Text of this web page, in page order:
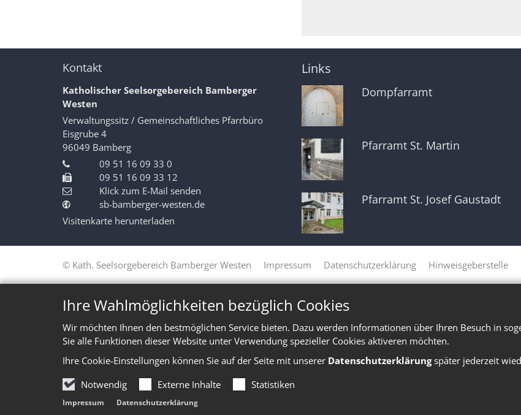
Ihre Wahlmöglichkeiten bezüglich Cookies
Wir möchten Ihnen den bestmöglichen Service bieten. Dazu werden Informationen über Ihren Besuch in
Sie alle Funktionen dieser Website unter Verwendung spezieller Cookies aktiveren möchten.
Ihre Cookie-Einstellungen können Sie auf der Seite mit unserer Datenschutzerklärungspäter jederzeit
Notwendig
Externe Inhalte Statistiken
Impressum Datenschutzerklärung
Kontakt
Katholischer Seelsorgebereich Bamberger
Westen
Verwaltungssitz / Gemeinschaftliches Pfarrbüro
Eisgrube 4
96049 Bamberg
09 51 16 09 33 0
09 51 16 09 33 12
Klick zum E-Mail senden
sb-bamberger-westen.de
Visitenkarte herunterladen
Links
Dompfarramt
Pfarramt St. Martin
Pfarramt St. Josef Gaustadt
© Kath. Seelsorgebereich Bamberger Westen Impressum Datenschutzerklärung Hinweisgeberstelle